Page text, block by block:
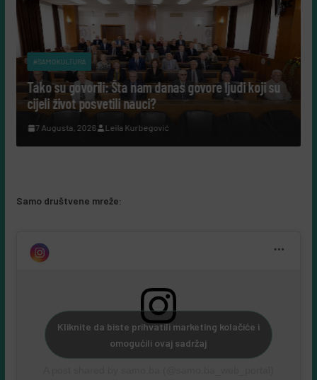
#SAMOKULTURA
Tako su govorili: Šta nam danas govore ljudi koji su
cijeli život posvetili nauci?
7 Augusta, 2026 Leila Kurbegović
Samo društvene mreže:
Kliknite da biste prihvatili marketing kolačiće i
omogućili ovaj sadržaj